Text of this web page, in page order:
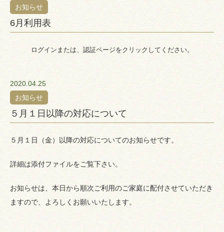
お知らせ
6月利用表
ログインまたは、認証ページをクリックしてください。
2020.04.25
お知らせ
５月１日以降の対応について
５月１日（金）以降の対応についてのお知らせです。
詳細は添付ファイルをご覧下さい。
お知らせは、本日から順次ご利用のご家庭に配付させていただき
ますので、よろしくお願いいたします。